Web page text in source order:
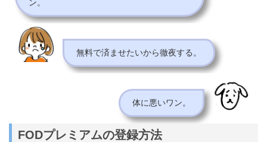
ン。
無料で済ませたいから徹夜する。
体に悪いワン。
FODプレミアムの登録方法